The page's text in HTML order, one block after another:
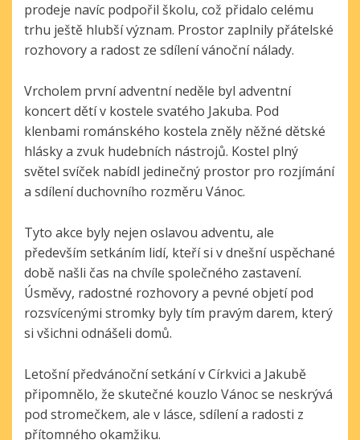
prodeje navíc podpořil školu, což přidalo celému
trhu ještě hlubší význam. Prostor zaplnily přátelské
rozhovory a radost ze sdílení vánoční nálady.
Vrcholem první adventní neděle byl adventní
koncert dětí v kostele svatého Jakuba. Pod
klenbami románského kostela zněly něžné dětské
hlásky a zvuk hudebních nástrojů. Kostel plný
světel svíček nabídl jedinečný prostor pro rozjímání
a sdílení duchovního rozměru Vánoc.
Tyto akce byly nejen oslavou adventu, ale
především setkáním lidí, kteří si v dnešní uspěchané
době našli čas na chvíle společného zastavení.
Úsměvy, radostné rozhovory a pevné objetí pod
rozsvícenými stromky byly tím pravým darem, který
si všichni odnášeli domů.
Letošní předvánoční setkání v Církvici a Jakubě
připomnělo, že skutečné kouzlo Vánoc se neskrývá
pod stromečkem, ale v lásce, sdílení a radosti z
přítomného okamžiku.